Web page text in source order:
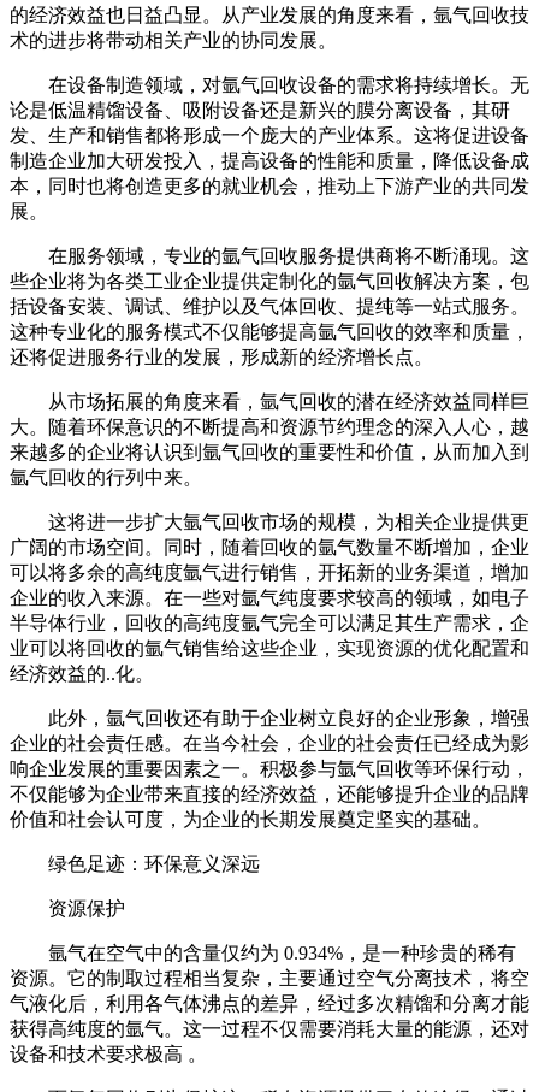
的经济效益也日益凸显。从产业发展的角度来看，氩气回收技
术的进步将带动相关产业的协同发展。
在设备制造领域，对氩气回收设备的需求将持续增长。无
论是低温精馏设备、吸附设备还是新兴的膜分离设备，其研
发、生产和销售都将形成一个庞大的产业体系。这将促进设备
制造企业加大研发投入，提高设备的性能和质量，降低设备成
本，同时也将创造更多的就业机会，推动上下游产业的共同发
展。
在服务领域，专业的氩气回收服务提供商将不断涌现。这
些企业将为各类工业企业提供定制化的氩气回收解决方案，包
括设备安装、调试、维护以及气体回收、提纯等一站式服务。
这种专业化的服务模式不仅能够提高氩气回收的效率和质量，
还将促进服务行业的发展，形成新的经济增长点。
从市场拓展的角度来看，氩气回收的潜在经济效益同样巨
大。随着环保意识的不断提高和资源节约理念的深入人心，越
来越多的企业将认识到氩气回收的重要性和价值，从而加入到
氩气回收的行列中来。
这将进一步扩大氩气回收市场的规模，为相关企业提供更
广阔的市场空间。同时，随着回收的氩气数量不断增加，企业
可以将多余的高纯度氩气进行销售，开拓新的业务渠道，增加
企业的收入来源。在一些对氩气纯度要求较高的领域，如电子
半导体行业，回收的高纯度氩气完全可以满足其生产需求，企
业可以将回收的氩气销售给这些企业，实现资源的优化配置和
经济效益的..化。
此外，氩气回收还有助于企业树立良好的企业形象，增强
企业的社会责任感。在当今社会，企业的社会责任已经成为影
响企业发展的重要因素之一。积极参与氩气回收等环保行动，
不仅能够为企业带来直接的经济效益，还能够提升企业的品牌
价值和社会认可度，为企业的长期发展奠定坚实的基础。
绿色足迹：环保意义深远
资源保护
氩气在空气中的含量仅约为 0.934%，是一种珍贵的稀有
资源。它的制取过程相当复杂，主要通过空气分离技术，将空
气液化后，利用各气体沸点的差异，经过多次精馏和分离才能
获得高纯度的氩气。这一过程不仅需要消耗大量的能源，还对
设备和技术要求极高 。